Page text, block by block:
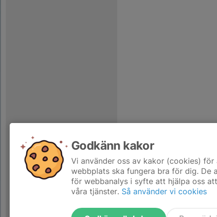
Godkänn kakor
Vi använder oss av kakor (cookies)
webbplats ska fungera bra för dig. De
för webbanalys i syfte att hjälpa oss
våra tjänster. Så använder vi cookies